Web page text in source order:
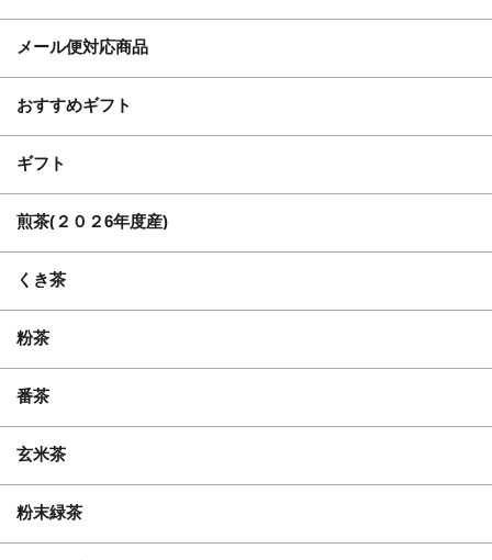
メール便対応商品
おすすめギフト
ギフト
煎茶(２０２6年度産)
くき茶
粉茶
番茶
玄米茶
粉末緑茶